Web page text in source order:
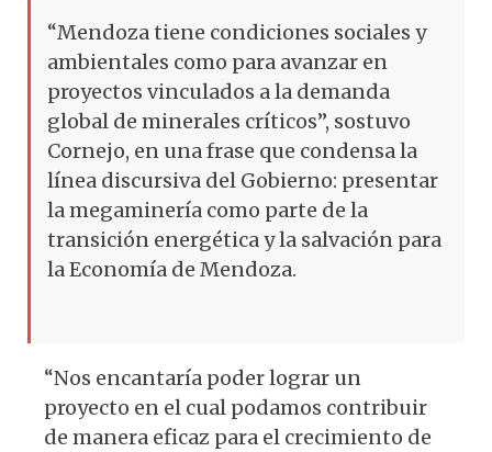
“Mendoza tiene condiciones sociales y
ambientales como para avanzar en
proyectos vinculados a la demanda
global de minerales críticos”, sostuvo
Cornejo, en una frase que condensa la
línea discursiva del Gobierno: presentar
la megaminería como parte de la
transición energética y la salvación para
la Economía de Mendoza.
“Nos encantaría poder lograr un
proyecto en el cual podamos contribuir
de manera eficaz para el crecimiento de